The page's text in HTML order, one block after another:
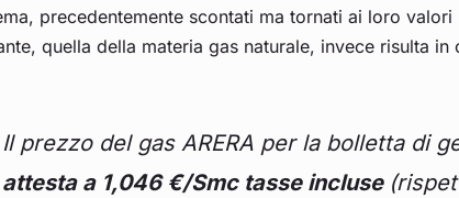
precedentemente scontati ma tornati ai loro
quella della materia gas naturale, invece risulta in
Il prezzo del gas ARERA per la bolletta di
attesta a 1,046 €/Smc tasse incluse